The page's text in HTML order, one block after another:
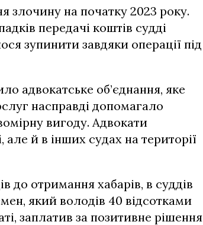
злочину на початку 2023 року.
передачі коштів судді
зупинити завдяки операції під
адвокатське об’єднання, яке
насправді допомагало
вигоду. Адвокати
й в інших судах на території
до отримання хабарів, в суддів
який володів 40 відсотками
заплатив за позитивне рішення